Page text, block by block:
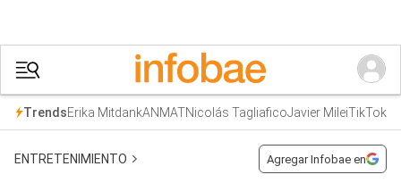
TrendsErika MitdankANMATNicolás TagliaficoJavier MileiTikTok
ENTRETENIMIENTO Agregar Infobae en